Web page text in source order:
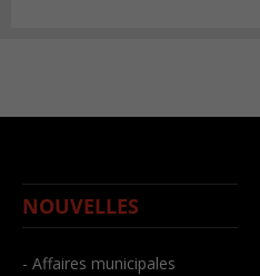
NOUVELLES
- Affaires municipales